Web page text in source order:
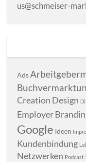
us@schmeiser-
Ads
Creation Design
Employer
Google Ideen
Kundenbindung
Netzwerken Podcast